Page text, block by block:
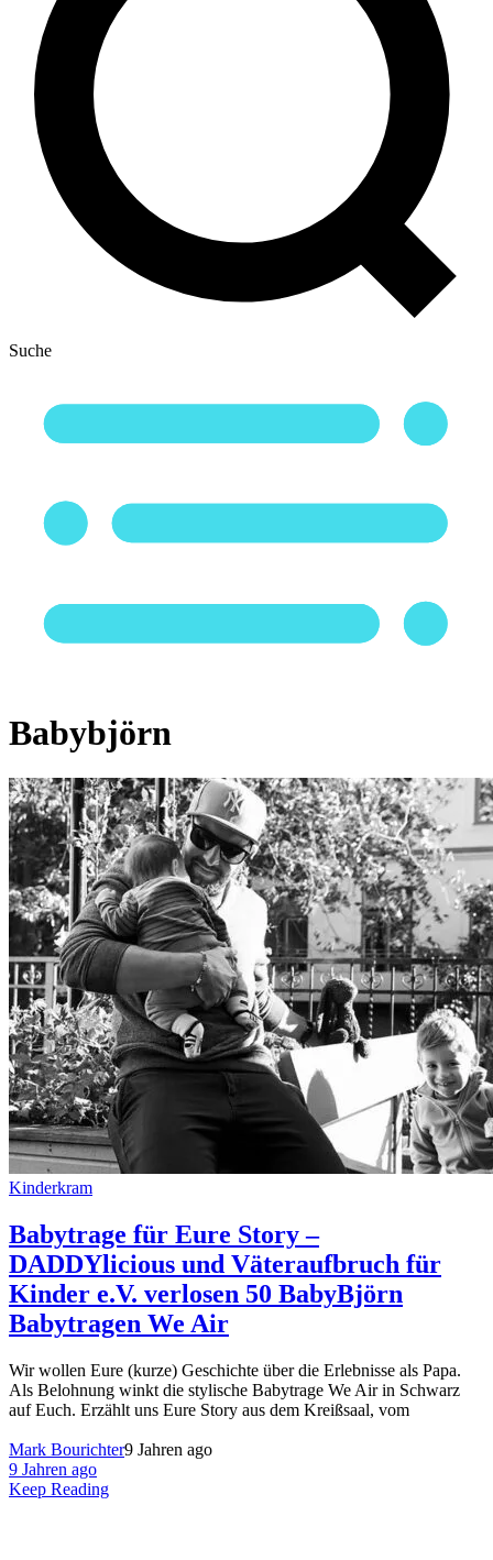
Suche
Babybjörn
Kinderkram
Babytrage für Eure Story –
DADDYlicious und Väteraufbruch für
Kinder e.V. verlosen 50 BabyBjörn
Babytragen We Air
Wir wollen Eure (kurze) Geschichte über die Erlebnisse als Papa.
Als Belohnung winkt die stylische Babytrage We Air in Schwarz
auf Euch. Erzählt uns Eure Story aus dem Kreißsaal, vom
Mark Bourichter9 Jahren ago
9 Jahren ago
Keep Reading